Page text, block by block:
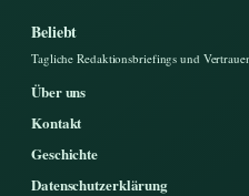
Beliebt
Tagliche Redaktionsbriefings und
Über uns
Kontakt
Geschichte
Datenschutzerklärung